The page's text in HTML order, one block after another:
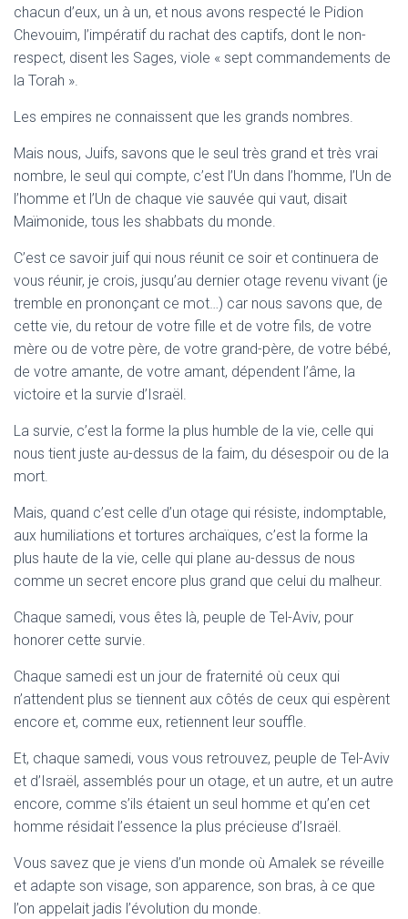
chacun d’eux, un à un, et nous avons respecté le Pidion
Chevouim, l’impératif du rachat des captifs, dont le non-
respect, disent les Sages, viole « sept commandements de
la Torah ».
Les empires ne connaissent que les grands nombres.
Mais nous, Juifs, savons que le seul très grand et très vrai
nombre, le seul qui compte, c’est l’Un dans l’homme, l’Un de
l’homme et l’Un de chaque vie sauvée qui vaut, disait
Maïmonide, tous les shabbats du monde.
C’est ce savoir juif qui nous réunit ce soir et continuera de
vous réunir, je crois, jusqu’au dernier otage revenu vivant (je
tremble en prononçant ce mot…) car nous savons que, de
cette vie, du retour de votre fille et de votre fils, de votre
mère ou de votre père, de votre grand-père, de votre bébé,
de votre amante, de votre amant, dépendent l’âme, la
victoire et la survie d’Israël.
La survie, c’est la forme la plus humble de la vie, celle qui
nous tient juste au-dessus de la faim, du désespoir ou de la
mort.
Mais, quand c’est celle d’un otage qui résiste, indomptable,
aux humiliations et tortures archaïques, c’est la forme la
plus haute de la vie, celle qui plane au-dessus de nous
comme un secret encore plus grand que celui du malheur.
Chaque samedi, vous êtes là, peuple de Tel-Aviv, pour
honorer cette survie.
Chaque samedi est un jour de fraternité où ceux qui
n’attendent plus se tiennent aux côtés de ceux qui espèrent
encore et, comme eux, retiennent leur souffle.
Et, chaque samedi, vous vous retrouvez, peuple de Tel-Aviv
et d’Israël, assemblés pour un otage, et un autre, et un autre
encore, comme s’ils étaient un seul homme et qu’en cet
homme résidait l’essence la plus précieuse d’Israël.
Vous savez que je viens d’un monde où Amalek se réveille
et adapte son visage, son apparence, son bras, à ce que
l’on appelait jadis l’évolution du monde.